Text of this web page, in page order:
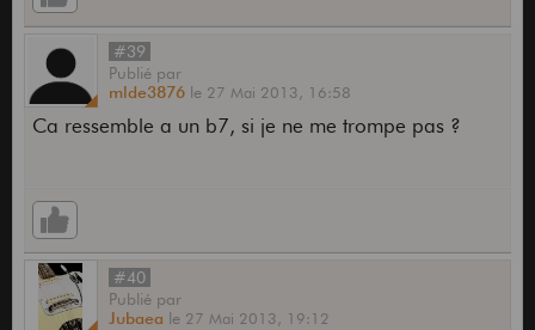
#39
Publié par
mlde3876 le 27 Mai 2013, 16:58
Ca ressemble a un b7, si je ne me trompe pas ?
#40
Publié par
Jubaea le 27 Mai 2013, 19:12